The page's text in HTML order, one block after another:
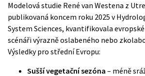
Modelová studie René van Westena z
publikovaná koncem roku 2025 v
System Sciences, kvantifikovala
scénáři výrazně oslabeného nebo
Výsledky pro střední Evropu:
Sušší vegetační sezóna – méně